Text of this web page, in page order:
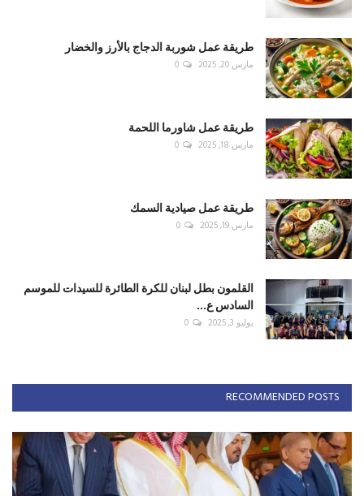
طريقة عمل شوربة الدجاج بالأرز والخضار
مارس 20, 2025 0
طريقة عمل شاورما اللحمة
مارس 18, 2025 0
طريقة عمل صيادية السمك
مارس 19, 2025 0
القلمون بطل لبنان للكرة الطائرة للسيدات للموسم
السادس ع...
يوليو 3, 2025 0
RECOMMENDED POSTS